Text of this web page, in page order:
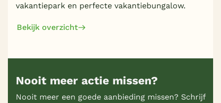
vakantiepark en perfecte vakantiebungalow.
Bekijk overzicht
Nooit meer actie missen?
Nooit meer een goede aanbieding missen? Schrijf